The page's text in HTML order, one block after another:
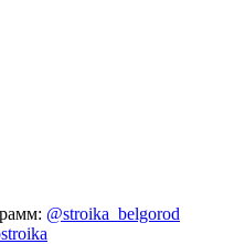
@stroika_belgorod